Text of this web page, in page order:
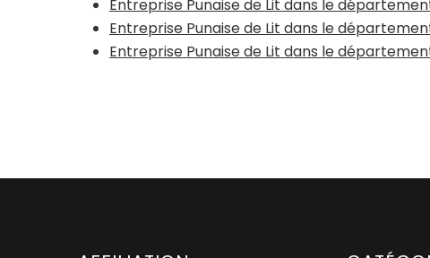
Entreprise Punaise de Lit dans le
Entreprise Punaise de Lit dans le
Entreprise Punaise de Lit dans le